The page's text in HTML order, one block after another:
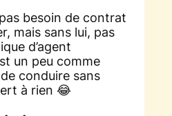
besoin de contrat
mais sans lui, pas
d’agent
un peu comme
conduire sans
à rien 😂